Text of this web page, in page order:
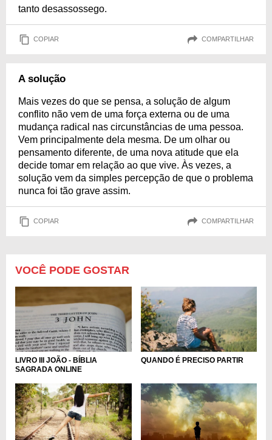
tanto desassossego.
COPIAR COMPARTILHAR
A solução
Mais vezes do que se pensa, a solução de algum
conflito não vem de uma força externa ou de uma
mudança radical nas circunstâncias de uma pessoa.
Vem principalmente dela mesma. De um olhar ou
pensamento diferente, de uma nova atitude que ela
decide tomar em relação ao que vive. Às vezes, a
solução vem da simples percepção de que o problema
nunca foi tão grave assim.
COPIAR COMPARTILHAR
VOCÊ PODE GOSTAR
LIVRO III JOÃO - BÍBLIA
SAGRADA ONLINE
QUANDO É PRECISO PARTIR